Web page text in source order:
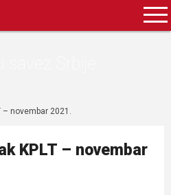
– novembar 2021.
KPLT – novembar